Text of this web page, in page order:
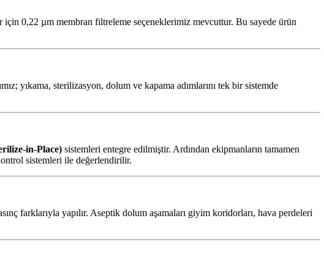
0,22 µm membran filtreleme seçeneklerimiz mevcuttur. Bu sayede ürün
yıkama, sterilizasyon, dolum ve kapama adımlarını tek bir sistemde
in-Place) sistemleri entegre edilmiştir. Ardından ekipmanların tamamen
sistemleri ile değerlendirilir.
farklarıyla yapılır. Aseptik dolum aşamaları giyim koridorları, hava perdeleri